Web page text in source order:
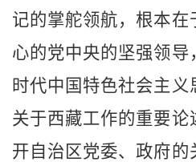
记的掌舵领航，根本
心的党中央的坚强领
时代中国特色社会主义
关于西藏工作的重要论
开自治区党委、政府